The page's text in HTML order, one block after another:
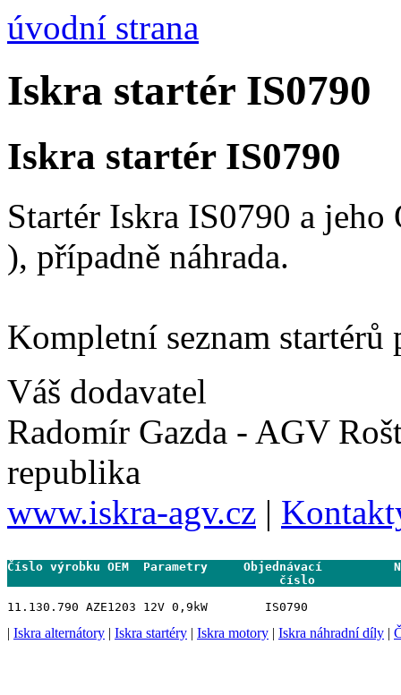
úvodní strana
Iskra startér IS0790
Iskra startér IS0790
Startér Iskra IS0790 a
), případně náhrada.
Kompletní seznam
Váš dodavatel
Radomír Gazda - AGV
republika
www.iskra-agv.cz |
Číslo výrobku OEM  Parametry
| Iskra alternátory | Iskra startéry | Iskra motory | Iskra náhradní díly |